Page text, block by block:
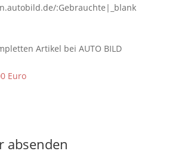
:Gebrauchte|_blank
Artikel bei AUTO BILD
Euro
absenden